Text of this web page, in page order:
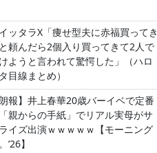
ッタラX「痩せ型夫に赤福買ってき
頼んだら2個入り買ってきて2人で
ようと言われて驚愕した」（ハロ
目線まとめ）
朗報】井上春華20歳バーイベで定番
親からの手紙」でリアル実母がサ
イズ出演ｗｗｗｗｗ【モーニング
’26】